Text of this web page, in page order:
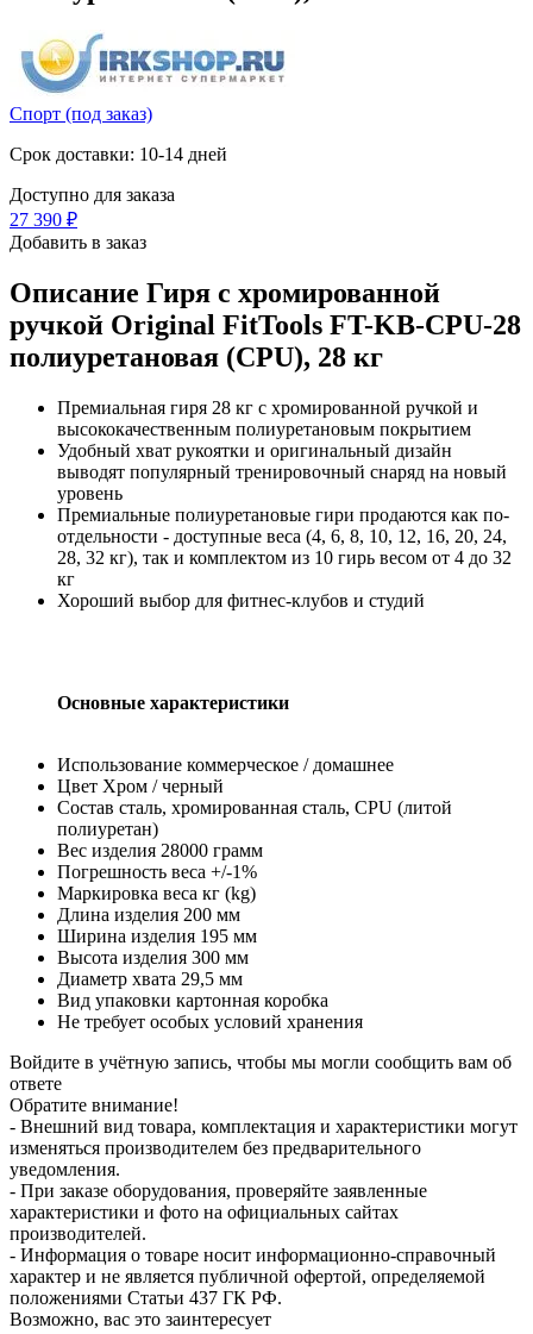
Спорт (под заказ)
Срок доставки: 10-14 дней
Доступно для заказа
27 390 ₽
Добавить в заказ
Описание Гиря с хромированной
ручкой Original FitTools FT-KB-CPU-28
полиуретановая (CPU), 28 кг
Премиальная гиря 28 кг с хромированной ручкой и
высококачественным полиуретановым покрытием
Удобный хват рукоятки и оригинальный дизайн
выводят популярный тренировочный снаряд на новый
уровень
Премиальные полиуретановые гири продаются как по-
отдельности - доступные веса (4, 6, 8, 10, 12, 16, 20, 24,
28, 32 кг), так и комплектом из 10 гирь весом от 4 до 32
кг
Хороший выбор для фитнес-клубов и студий
Основные характеристики
Использование коммерческое / домашнее
Цвет Хром / черный
Состав сталь, хромированная сталь, СPU (литой
полиуретан)
Вес изделия 28000 грамм
Погрешность веса +/-1%
Маркировка веса кг (kg)
Длина изделия 200 мм
Ширина изделия 195 мм
Высота изделия 300 мм
Диаметр хвата 29,5 мм
Вид упаковки картонная коробка
Не требует особых условий хранения
Войдите в учётную запись, чтобы мы могли сообщить вам об
ответе
Обратите внимание!
- Внешний вид товара, комплектация и характеристики могут
изменяться производителем без предварительного
уведомления.
- При заказе оборудования, проверяйте заявленные
характеристики и фото на официальных сайтах
производителей.
- Информация о товаре носит информационно-справочный
характер и не является публичной офертой, определяемой
положениями Статьи 437 ГК РФ.
Возможно, вас это заинтересует